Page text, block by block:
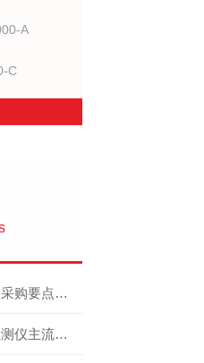
A
C
2026工业气体检测仪采购要点：如何分辨固定式、复合、泵吸式检测仪优劣
2026年硫化氢气体检测仪主流品牌盘点及选型硬性要求